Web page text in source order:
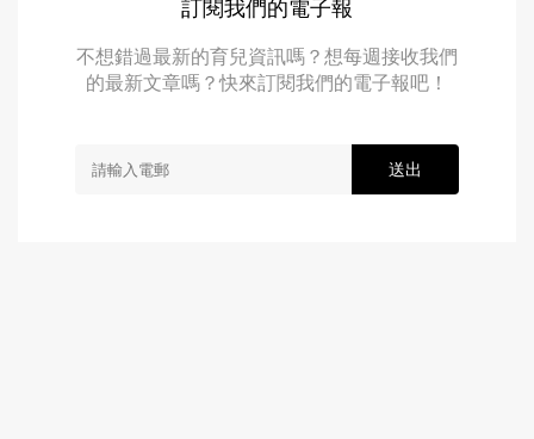
訂閱我們的電子報
不想錯過最新的育兒資訊嗎？想每週接收我們
的最新文章嗎？快來訂閱我們的電子報吧！
送出